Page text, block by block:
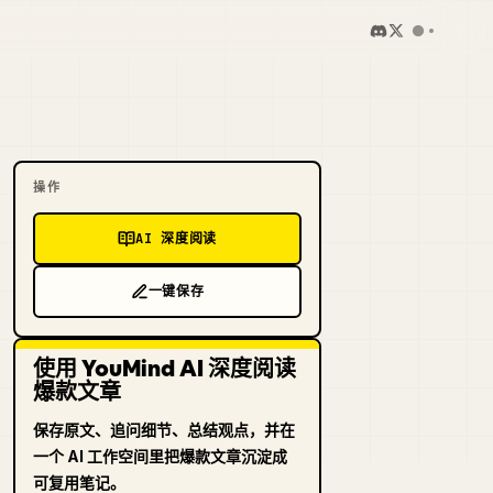
操作
AI 深度阅读
一键保存
使用 YouMind AI 深度阅读
爆款文章
保存原文、追问细节、总结观点，并在
一个 AI 工作空间里把爆款文章沉淀成
可复用笔记。